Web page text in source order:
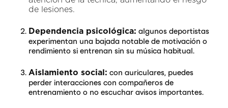
de lesiones.
Dependencia psicológica: algunos deportistas
experimentan una bajada notable de motivación o
rendimiento si entrenan sin su música habitual.
Aislamiento social: con auriculares, puedes
perder interacciones con compañeros de
entrenamiento o no escuchar avisos importantes.